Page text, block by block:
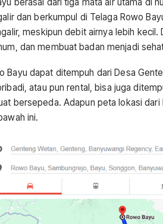
dan berkumpul di Telaga Rowo
meskipun debit airnya lebih
dan membuat badan menjadi
Bayu dapat ditempuh dari Desa
atau pun rental, bisa juga
bersepeda. Adapun peta lokasi dari
ini.